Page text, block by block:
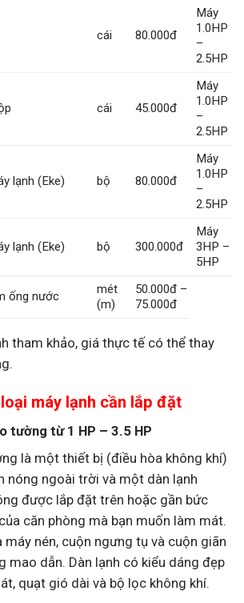
cái 80.000đ
Máy
1.0HP
–
2.5HP
cái 45.000đ
Máy
1.0HP
–
2.5HP
lạnh (Eke) bộ 80.000đ
Máy
1.0HP
–
2.5HP
lạnh (Eke) bộ 300.000đ
Máy
3HP –
5HP
ống nước
mét
(m)
50.000đ –
75.000đ
tham khảo, giá thực tế có thể thay
máy lạnh cần lắp đặt
tường từ 1 HP – 3.5 HP
là một thiết bị (điều hòa không khí)
nóng ngoài trời và một dàn lạnh
được lắp đặt trên hoặc gần bức
căn phòng mà bạn muốn làm mát.
máy nén, cuộn ngưng tụ và cuộn giãn
mao dẫn. Dàn lạnh có kiểu dáng đẹp
quạt gió dài và bộ lọc không khí.